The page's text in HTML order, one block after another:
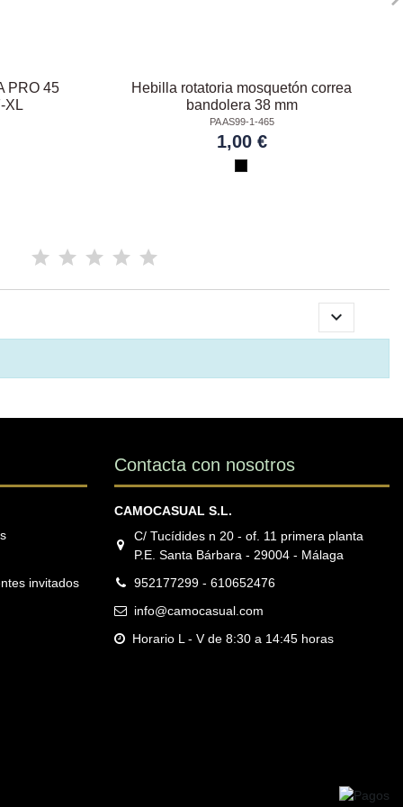
PRO 45
XL
Hebilla rotatoria mosquetón correa
bandolera 38 mm
PA AS99-1-465
1,00 €

invitados
Contacta con nosotros
CAMOCASUAL S.L.
C/ Tucídides n 20 - of. 11 primera planta
P.E. Santa Bárbara - 29004 - Málaga
952177299 - 610652476
info@camocasual.com
Horario L - V de 8:30 a 14:45 horas